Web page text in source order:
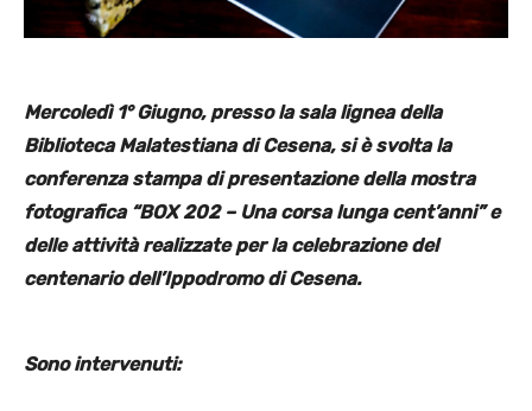
Mercoledì 1° Giugno, presso la sala lignea della
Biblioteca Malatestiana di Cesena, si è svolta la
conferenza stampa di presentazione della mostra
fotografica “BOX 202 – Una corsa lunga cent’anni” e
delle attività realizzate per la celebrazione del
centenario dell’Ippodromo di Cesena.
Sono intervenuti: